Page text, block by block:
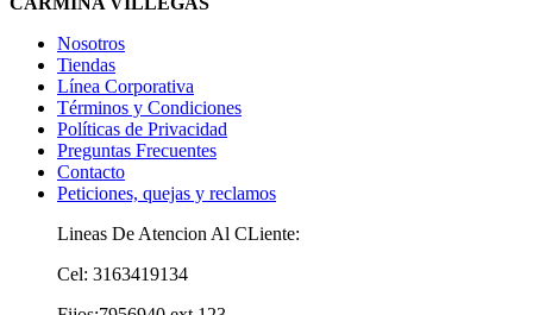
Nosotros
Tiendas
Línea Corporativa
Términos y Condiciones
Políticas de Privacidad
Preguntas Frecuentes
Contacto
Peticiones, quejas y reclamos
Lineas De Atencion Al CLiente:
Cel: 3163419134